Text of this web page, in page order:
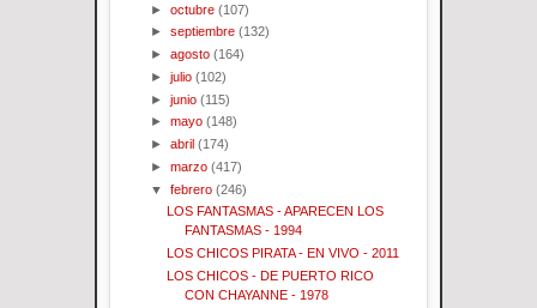
►octubre (107)
►septiembre (132)
►agosto (164)
►julio (102)
►junio (115)
►mayo (148)
►abril (174)
►marzo (417)
▼febrero (246)
LOS FANTASMAS - APARECEN LOS
FANTASMAS - 1994
LOS CHICOS PIRATA - EN VIVO - 2011
LOS CHICOS - DE PUERTO RICO
CON CHAYANNE - 1978